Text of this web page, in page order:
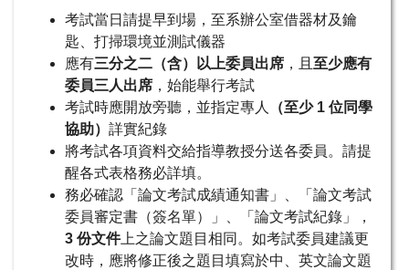
考試當日請提早到場，至系辦公室借器材及鑰
匙、打掃環境並測試儀器
應有三分之二（含）以上委員出席 ，且 至少應有
委員三人出席 ，始能舉行考試
考試時應開放旁聽，並指定專人
（至少 1 位同學
協助） 詳實紀錄
將考試各項資料交給指導教授分送各委員。請提
醒各式表格務必詳填。
務必確認「論文考試成績通知書」、「論文考試
委員審定書（簽名單）」、「論文考試紀錄」，
3 份文件上之論文題目相同。如考試委員建議更
改時，應將修正後之題目填寫於中、英文論文題